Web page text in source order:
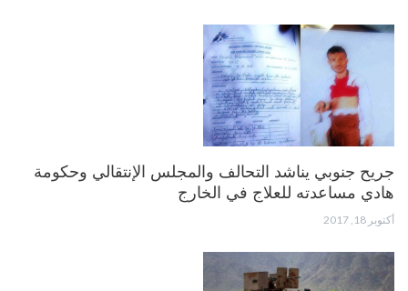
جريح جنوبي يناشد التحالف والمجلس الإنتقالي وحكومة
هادي مساعدته للعلاج في الخارج
أكتوبر 18, 2017